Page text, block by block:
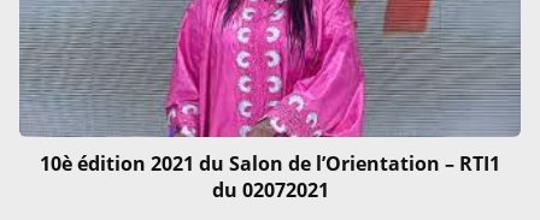
10è édition 2021 du Salon de l’Orientation – RTI1
du 02072021